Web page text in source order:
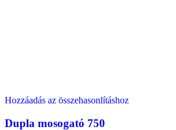
Hozzáadás az összehasonlításhoz
Dupla mosogató 750